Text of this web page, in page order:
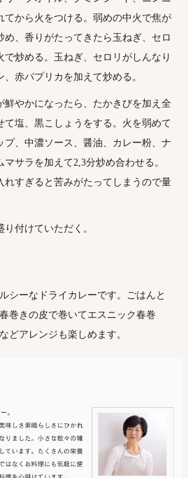
てから火をつける。弱めの中火で焦が
め、香りがたってきたら玉ねぎ、セロ
で炒める。玉ねぎ、セロリがしんなり
、赤パプリカを加えて炒める。
鮮やかになったら、たかきびを加え全
て塩、黒こしょうをする。火を弱めて
プ、中濃ソース、醤油、カレー粉、ナ
マサラを加えて2,3分炒め合わせる。
すぎると苦みがたってしまうので量
付けていただく。
シーなドライカレーです。ごはんと
巻きの皮で巻いてエスニック春巻
どアレンジも楽しめます。